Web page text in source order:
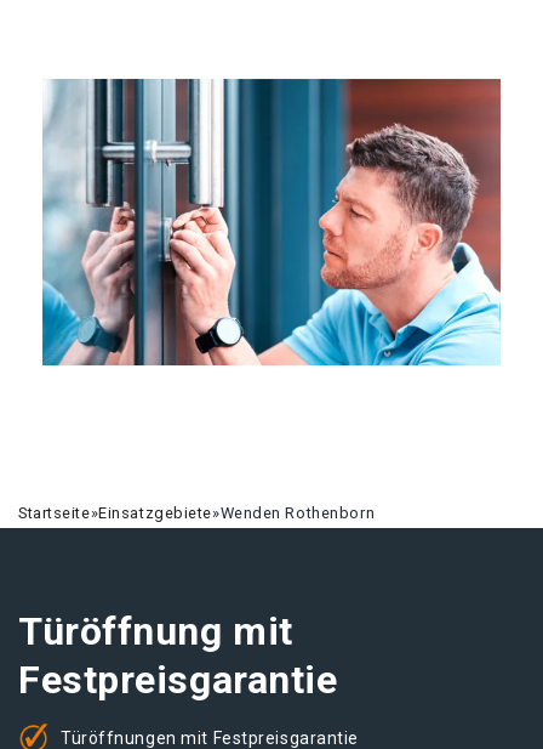
Startseite»Einsatzgebiete»Wenden Rothenborn
Türöffnung mit
Festpreisgarantie
Türöffnungen mit Festpreisgarantie